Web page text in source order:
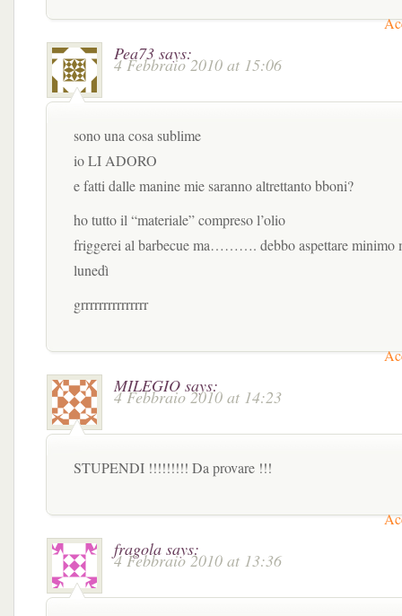
Pea73 says:
4 Febbraio 2010 at 15:06
sono una cosa sublime
io LI ADORO
e fatti dalle manine mie saranno altrettanto bboni?
ho tutto il “materiale” compreso l’olio
friggerei al barbecue ma………. debbo aspettare minimo
lunedì
grrrrrrrrrrrrrrr
MILEGIO says:
4 Febbraio 2010 at 14:23
STUPENDI !!!!!!!!! Da provare !!!
fragola says:
4 Febbraio 2010 at 13:36